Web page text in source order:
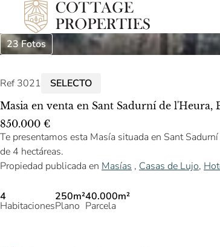
23 Fotos
Ref 3021 SELECTO
Masia en venta en Sant Sadurní de l'Heura,
850.000 €
Te presentamos esta Masía situada en Sant
de 4 hectáreas.
Propiedad publicada en Masías , Casas de Lujo,
4
Habitaciones
250m²
Plano
40.000m²
Parcela